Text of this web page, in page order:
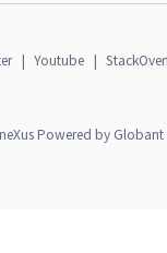
| Youtube |
Powered by Globant